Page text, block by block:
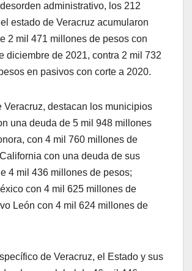
administrativo, los 212
estado de Veracruz acumularon
2 mil 471 millones de pesos con
diciembre de 2021, contra 2 mil 732
en pasivos con corte a 2020.
Veracruz, destacan los municipios
una deuda de 5 mil 948 millones
con 4 mil 760 millones de
con una deuda de sus
4 mil 436 millones de pesos;
con 4 mil 625 millones de
León con 4 mil 624 millones de
de Veracruz, el Estado y sus